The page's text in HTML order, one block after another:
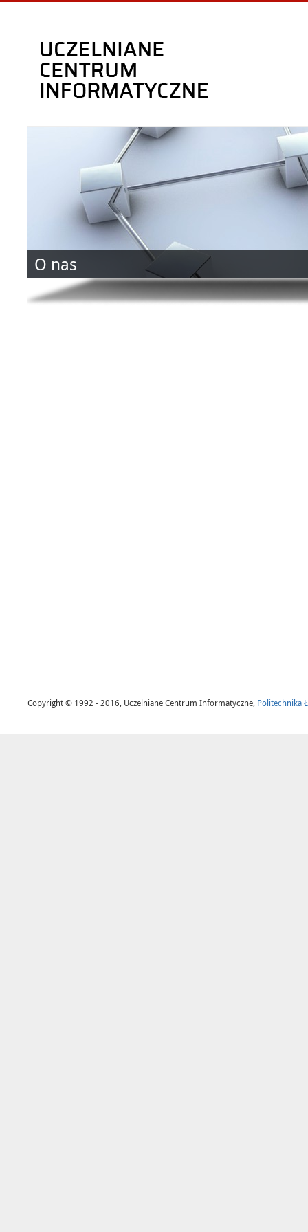
O nas
Copyright © 1992 - 2016, Uczelniane Centrum Informatyczne, Politechnika